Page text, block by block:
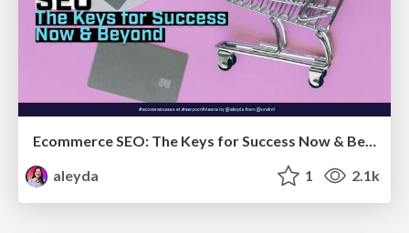
Ecommerce SEO: The Keys for Success Now & Beyond - #SERPConf2024
aleyda
1 2.1k